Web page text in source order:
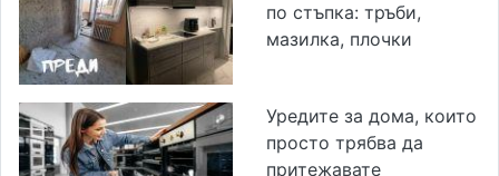
по стъпка: тръби,
мазилка, плочки
Уредите за дома, които
просто трябва да
притежавате